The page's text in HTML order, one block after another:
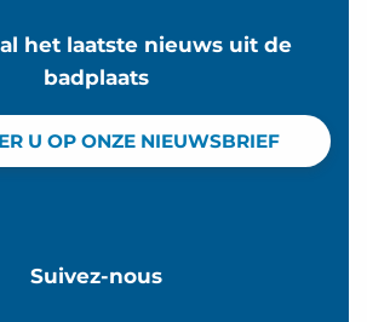
het laatste nieuws uit de
badplaats
U OP ONZE NIEUWSBRIEF
Suivez-nous